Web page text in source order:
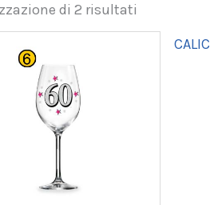
di 2 risultati